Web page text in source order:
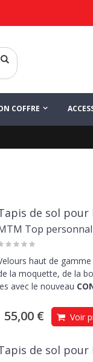
COFFRE
de sol pour
Top
haut de gamme
la moquette, de la
avec le nouveau
55,00 € Voir
de sol pour